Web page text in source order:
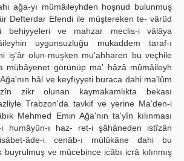
ağa-yı mûmâileyhden hoşnud bulunmuş
Defterdar Efendi ile müştereken te- vârüd
i behiyyeleri ve mahzar meclis-i vâlâya
uygunsuzluğu mukaddem taraf-ı
iş'âr olun-muşken mu'ahharen bu veçhile
mübâyenet görünüp ma' hâzâ mûmâileyh
hâl ve keyfıyyeti buraca dahi ma'lûm
zikr olunan kaymakamlıkta bekası
Trabzon'da tavkif ve yerine Ma‘den-i
Mehmed Emin Ağa'nın ta'yîn kılınması
humâyûn-ı haz- ret-i şâhâneden istîzân
âde-i cenâb-ı mülûkâne dahi bu
ve mûcebince icâbı icrâ kılınmış